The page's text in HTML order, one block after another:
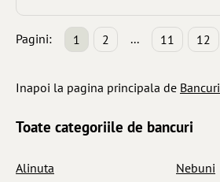
Pagini: 1 2 ... 11 12
Inapoi la pagina principala de Bancuri
Toate categoriile de bancuri
Alinuta
Nebuni